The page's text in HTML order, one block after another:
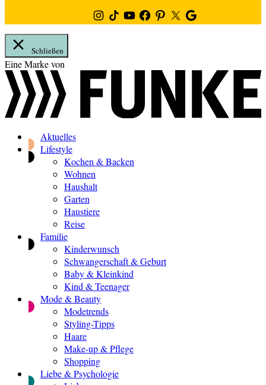
Instagram
TikTokYoutubeFacebook
PinterestTwitterGoogle
News
Schließen
Zum
Inhalt
springen
Eine Marke von
Aktuelles
Lifestyle
Kochen & Backen
Wohnen
Haushalt
Garten
Haustiere
Reise
Familie
Kinderwunsch
Schwangerschaft & Geburt
Baby & Kleinkind
Kind & Teenager
Mode & Beauty
Modetrends
Styling-Tipps
Haare
Make-up & Pflege
Shopping
Liebe & Psychologie